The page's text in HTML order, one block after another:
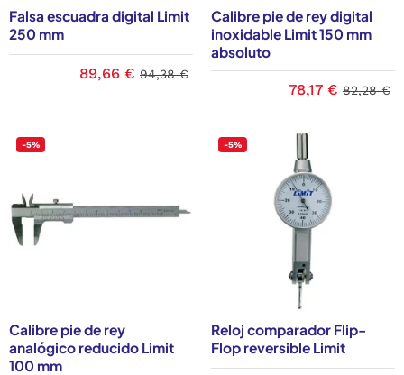
Falsa escuadra digital Limit
250 mm
89,66 € 94,38 €
Calibre pie de rey digital
inoxidable Limit 150 mm
absoluto
78,17 € 82,28 €
-5%
Calibre pie de rey
analógico reducido Limit
100 mm
-5%
Reloj comparador Flip-
Flop reversible Limit